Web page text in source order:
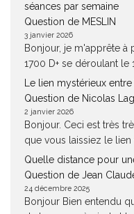
séances par semaine
Question de MESLIN
3 janvier 2026
Bonjour, je m'apprête à
1700 D+ se déroulant le
Le lien mystérieux
Question de Nicolas
2 janvier 2026
Bonjour. Ceci est très
que vous laissiez le lien
Quelle distance pour
Question de Jean
24 décembre 2025
Bonjour Bien entendu